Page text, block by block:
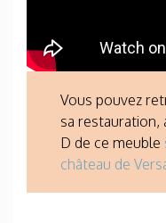
Vous pouvez
sa restauration,
D de ce meuble
château de